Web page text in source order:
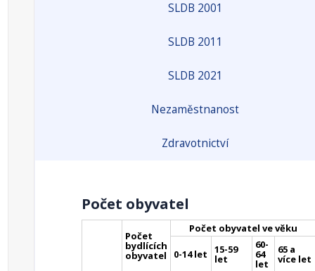
SLDB 2001
SLDB 2011
SLDB 2021
Nezaměstnanost
Zdravotnictví
Počet obyvatel
Počet
bydlících
obyvatel
Počet obyvatel ve věku
0-14 let 15-59
let
60-
64
let
65 a
více let